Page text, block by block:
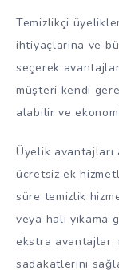
Temizlikçi
ihtiyaçlarına ve
seçerek
müşteri kendi
alabilir ve
Üyelik avantajları
ücretsiz ek
süre temizlik
veya halı
ekstra avantajlar,
sadakatlerini